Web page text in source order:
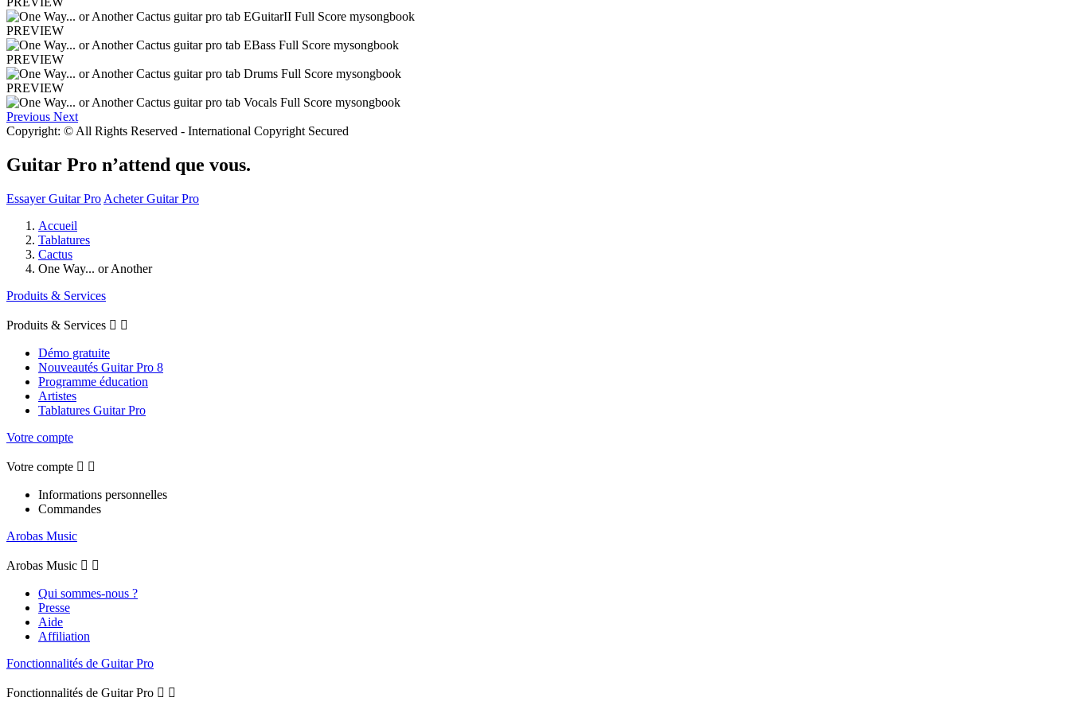
PREVIEW
PREVIEW
PREVIEW
Previous Next
Copyright: © All Rights Reserved - International Copyright Secured
Guitar Pro n’attend que vous.
Essayer Guitar Pro Acheter Guitar Pro
Accueil
Tablatures
Cactus
One Way... or Another
Produits & Services
Produits & Services  
Démo gratuite
Nouveautés Guitar Pro 8
Programme éducation
Artistes
Tablatures Guitar Pro
Votre compte
Votre compte  
Informations personnelles
Commandes
Arobas Music
Arobas Music  
Qui sommes-nous ?
Presse
Aide
Affiliation
Fonctionnalités de Guitar Pro
Fonctionnalités de Guitar Pro  